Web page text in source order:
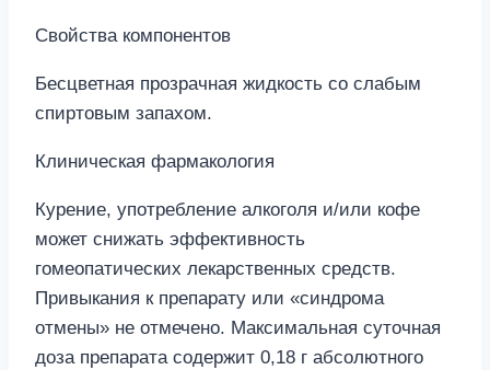
Свойства компонентов
Бесцветная прозрачная жидкость со слабым
спиртовым запахом.
Клиническая фармакология
Курение, употребление алкоголя и/или кофе
может снижать эффективность
гомеопатических лекарственных средств.
Привыкания к препарату или «синдрома
отмены» не отмечено. Максимальная суточная
доза препарата содержит 0,18 г абсолютного